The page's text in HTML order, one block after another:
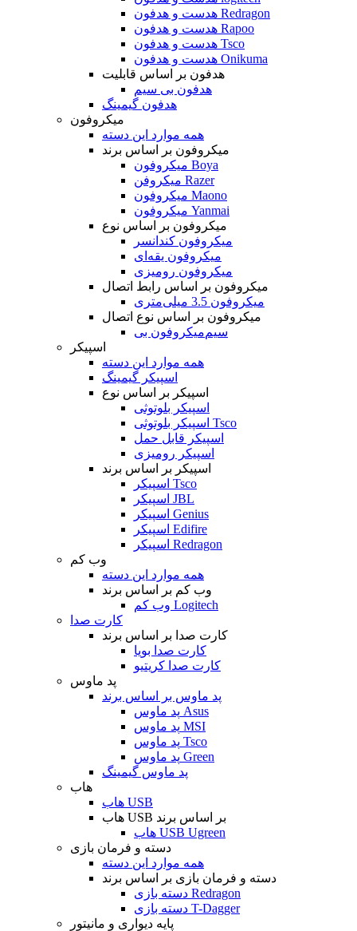
هدست و هدفون Redragon
هدست و هدفون Rapoo
هدست و هدفون Tsco
هدست و هدفون Onikuma
هدفون بر اساس قابلیت
هدفون بی سیم
هدفون گیمینگ
میکروفون
همه موارد این دسته
میکروفون بر اساس برند
میکروفون Boya
میکروفن Razer
میکروفون Maono
میکروفون Yanmai
میکروفون بر اساس نوع
میکروفون کندانسر
میکروفون یقه‌ای
میکروفون رومیزی
میکروفون بر اساس رابط اتصال
میکروفون 3.5 میلی‌متری
میکروفون بر اساس نوع اتصال
میکروفون بی‌‎سیم
اسپیکر
همه موارد این دسته
اسپیکر گیمینگ
اسپیکر بر اساس نوع
اسپیکر بلوتوثی
اسپیکر بلوتوثی Tsco
اسپیکر قابل حمل
اسپیکر رومیزی
اسپیکر بر اساس برند
اسپیکر Tsco
اسپیکر JBL
اسپیکر Genius
اسپیکر Edifire
اسپیکر Redragon
وب کم
همه موارد این دسته
وب کم بر اساس برند
وب کم Logitech
کارت صدا
کارت صدا بر اساس برند
کارت صدا بویا
کارت صدا کریتیو
پد ماوس
پد ماوس بر اساس برند
پد ماوس Asus
پد ماوس MSI
پد ماوس Tsco
پد ماوس Green
پد ماوس گیمینگ
هاب
هاب USB
هاب USB بر اساس برند
هاب USB Ugreen
دسته و فرمان بازی
همه موارد این دسته
دسته و فرمان بازی بر اساس برند
دسته بازی Redragon
دسته بازی T-Dagger
پایه دیواری و مانیتور